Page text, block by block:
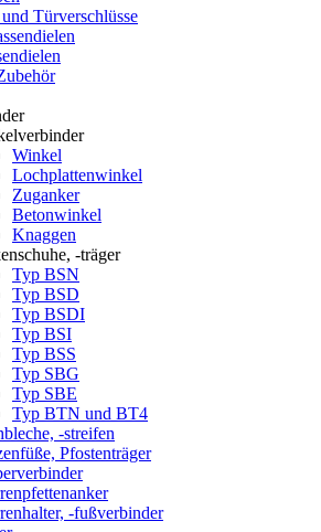
Türverschlüsse
Winkel
Lochplattenwinkel
Zuganker
Betonwinkel
Knaggen
-träger
Typ BSN
Typ BSD
Typ BSDI
Typ BSI
Typ BSS
Typ SBG
Typ SBE
Typ BTN und BT4
-streifen
Pfostenträger
-fußverbinder